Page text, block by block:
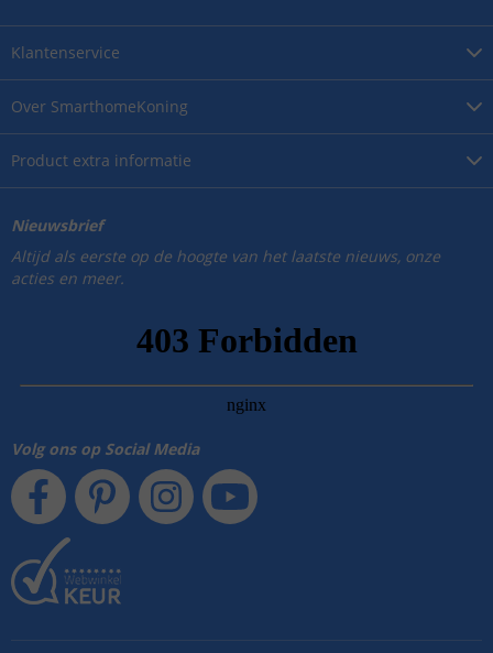
Over SmarthomeKoning
Product extra informatie
Klantenservice
Nieuwsbrief
Altijd als eerste op de hoogte van het laatste nieuws, onze
acties en meer.
Volg ons op Social Media